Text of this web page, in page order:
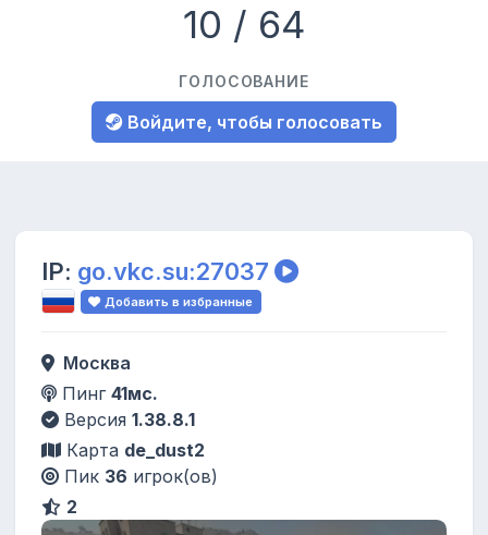
10 / 64
ГОЛОСОВАНИЕ
Войдите, чтобы голосовать
IP: go.vkc.su:27037
Добавить в избранные
Москва
Пинг 41мс.
Версия 1.38.8.1
Карта de_dust2
Пик 36 игрок(ов)
2